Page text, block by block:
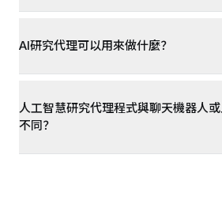
AI研究代理可以用來做什麼？
人工智慧研究代理程式與聊天機器人
不同？